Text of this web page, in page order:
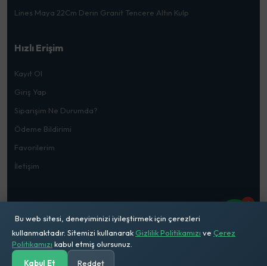
Lines Maya 22Cm Derin Granit Tencere Altın Kulp
Hızlı Erişim
Kayıt Ol
Giriş Yap
Siparişim Ne Durumda?
Ödeme Bildirimi
Favorilerim
İletişim
© 2026Mehmet Doğru Ticaret. Tüm Hakları Saklıdır
1
Bu web sitesi, deneyiminizi iyileştirmek için çerezleri
kullanmaktadır. Sitemizi kullanarak Gizlilik Politikamızı ve Çerez
Politikamızı kabul etmiş olursunuz.
Kabul Et
Reddet